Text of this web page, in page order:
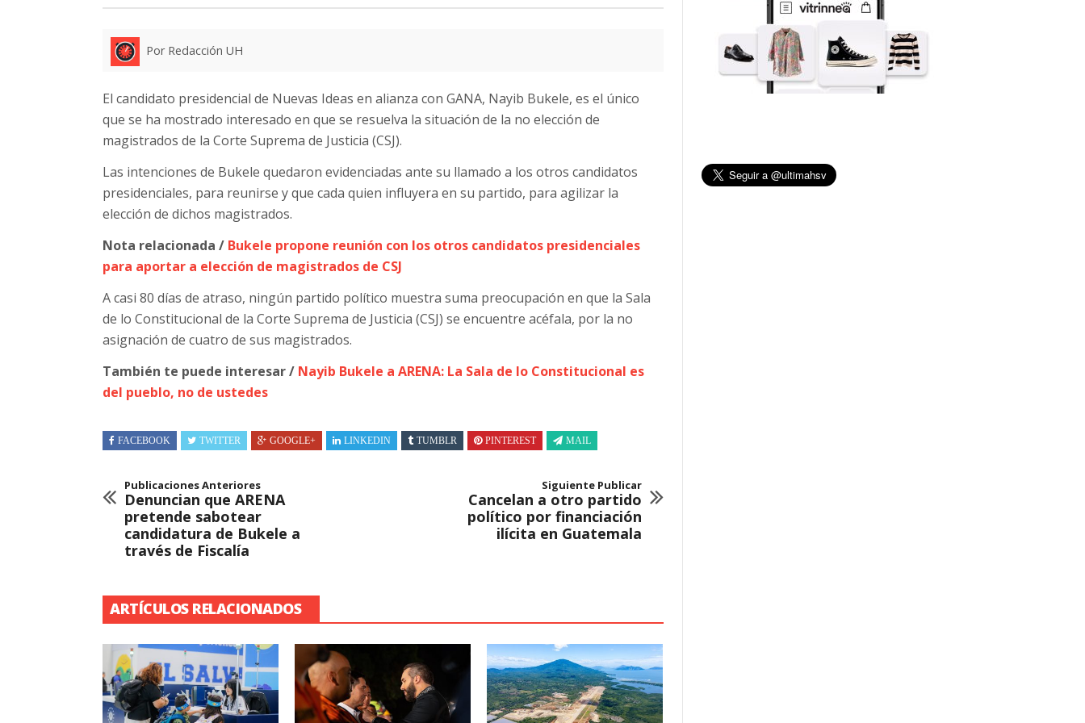
Por Redacción UH
El candidato presidencial de Nuevas Ideas en alianza con GANA, Nayib Bukele, es el único
que se ha mostrado interesado en que se resuelva la situación de la no elección de
magistrados de la Corte Suprema de Justicia (CSJ).
Las intenciones de Bukele quedaron evidenciadas ante su llamado a los otros candidatos
presidenciales, para reunirse y que cada quien influyera en su partido, para agilizar la
elección de dichos magistrados.
Nota relacionada / Bukele propone reunión con los otros candidatos presidenciales
para aportar a elección de magistrados de CSJ
A casi 80 días de atraso, ningún partido político muestra suma preocupación en que la Sala
de lo Constitucional de la Corte Suprema de Justicia (CSJ) se encuentre acéfala, por la no
asignación de cuatro de sus magistrados.
También te puede interesar / Nayib Bukele a ARENA: La Sala de lo Constitucional es
del pueblo, no de ustedes
FACEBOOK TWITTER GOOGLE+ LINKEDIN TUMBLR PINTEREST MAIL
Publicaciones Anteriores
Denuncian que ARENA
pretende sabotear
candidatura de Bukele a
través de Fiscalía
Siguiente Publicar
Cancelan a otro partido
político por financiación
ilícita en Guatemala
ARTÍCULOS RELACIONADOS